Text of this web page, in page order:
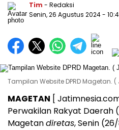
Tim - Redaksi
Senin, 26 Agustus 2024-
Tampilan Website DPRD Magetan.
MAGETAN [
Perwakilan Rakyat Daerah
Magetandiretas, Senin